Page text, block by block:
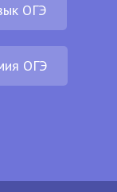
ОГЭ
ОГЭ